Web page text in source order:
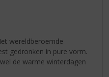
wereldberoemde
gedronken in pure vorm.
de warme winterdagen